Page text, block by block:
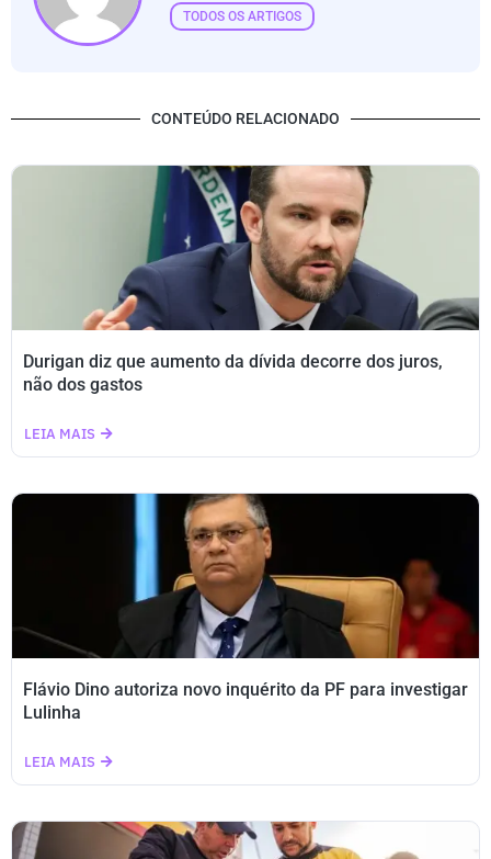
TODOS OS ARTIGOS
CONTEÚDO RELACIONADO
Durigan diz que aumento da dívida decorre dos juros,
não dos gastos
LEIA MAIS
Flávio Dino autoriza novo inquérito da PF para investigar
Lulinha
LEIA MAIS